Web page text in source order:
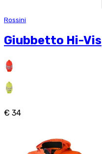
Rossini
Giubbetto Hi-Vis
€ 34